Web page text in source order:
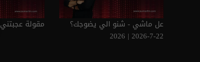
عل ماشي - شنو الي يضوجك؟
22-7-2026 | 2026
مقولة عجبتني 21-7-2026 | 2026